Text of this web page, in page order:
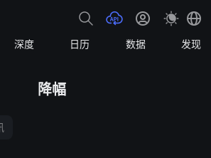
深度 日历 数据 发现
降幅